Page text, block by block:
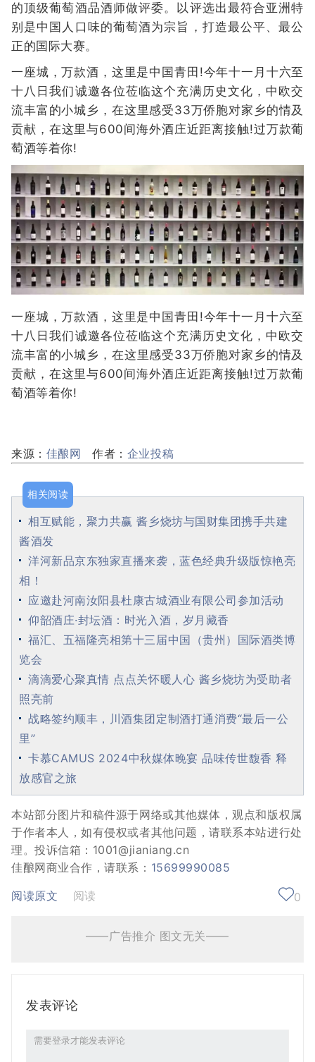
的顶级葡萄酒品酒师做评委。以评选出最符合亚洲特
别是中国人口味的葡萄酒为宗旨，打造最公平、最公
正的国际大赛。
一座城，万款酒，这里是中国青田!今年十一月十六至
十八日我们诚邀各位莅临这个充满历史文化，中欧交
流丰富的小城乡，在这里感受33万侨胞对家乡的情及
贡献，在这里与600间海外酒庄近距离接触!过万款葡
萄酒等着你!
一座城，万款酒，这里是中国青田!今年十一月十六至
十八日我们诚邀各位莅临这个充满历史文化，中欧交
流丰富的小城乡，在这里感受33万侨胞对家乡的情及
贡献，在这里与600间海外酒庄近距离接触!过万款葡
萄酒等着你!
来源： 佳酿网 作者： 企业投稿
相关阅读
相互赋能，聚力共赢 酱乡烧坊与国财集团携手共建
酱酒发
洋河新品京东独家直播来袭，蓝色经典升级版惊艳亮
相！
应邀赴河南汝阳县杜康古城酒业有限公司参加活动
仰韶酒庄·封坛酒：时光入酒，岁月藏香
福汇、五福隆亮相第十三届中国（贵州）国际酒类博
览会
滴滴爱心聚真情 点点关怀暖人心 酱乡烧坊为受助者
照亮前
战略签约顺丰，川酒集团定制酒打通消费“最后一公
里”
卡慕CAMUS 2024中秋媒体晚宴 品味传世馥香 释
放感官之旅
本站部分图片和稿件源于网络或其他媒体，观点和版权属
于作者本人，如有侵权或者其他问题，请联系本站进行处
理。投诉信箱：1001@jianiang.cn
佳酿网商业合作，请联系： 15699990085
阅读原文
阅读 0
——广告推介 图文无关——
发表评论